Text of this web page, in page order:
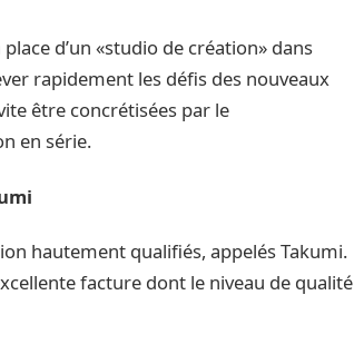
d’un «studio de création» dans
rapidement les défis des nouveaux
être concrétisées par le
en série.
hautement qualifiés, appelés Takumi.
facture dont le niveau de qualité